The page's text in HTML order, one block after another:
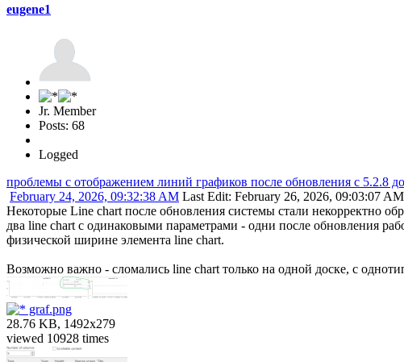
eugene1
Jr. Member
Posts: 68
Logged
проблемы с отображением линий графиков после обновления c 5.2.8
February 24, 2026, 09:32:38 AM Last Edit: February 26, 2026, 09:03:07
Некоторые Line chart после обновления системы стали некорректно
два line chart c одинаковыми параметрами - одни после обновления
физической ширине элемента line chart.
Возможно важно - сломались line chart только на одной доске, с
graf.png
28.76 KB, 1492x279
viewed 10928 times